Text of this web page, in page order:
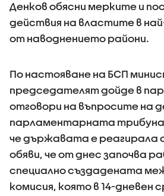
Денков обясни мерките и
действия на властите в
от наводнението райони.
По настояване на БСП
председателят дойде в
отговори на въпросите на
парламентарната трибуна
че държавата е реагирала
обяви, че от днес започва
специално създадената
комисия, която в 14-дневен